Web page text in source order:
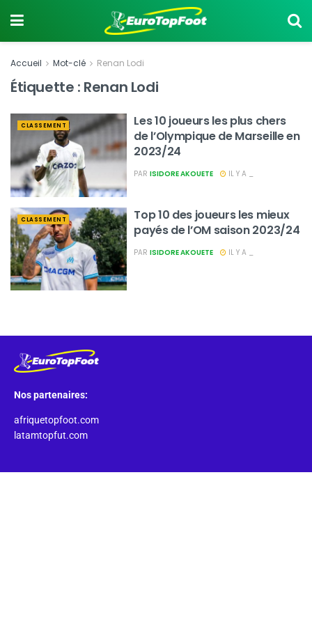
Accueil Mot-clé Renan Lodi
Étiquette : Renan Lodi
CLASSEMENT
Les 10 joueurs les plus chers
de l’Olympique de Marseille en
2023/24
PAR ISIDORE AKOUETE IL Y A _
CLASSEMENT
Top 10 des joueurs les mieux
payés de l’OM saison 2023/24
PAR ISIDORE AKOUETE IL Y A _
Nos partenaires:
afriquetopfoot.com
latamtopfut.com